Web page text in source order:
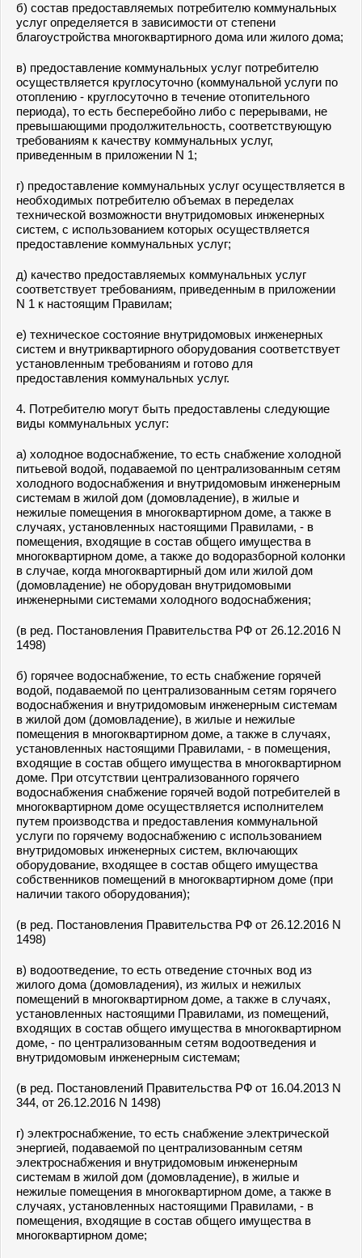
б) состав предоставляемых потребителю коммунальных
услуг определяется в зависимости от степени
благоустройства многоквартирного дома или жилого дома;
в) предоставление коммунальных услуг потребителю
осуществляется круглосуточно (коммунальной услуги по
отоплению - круглосуточно в течение отопительного
периода), то есть бесперебойно либо с перерывами, не
превышающими продолжительность, соответствующую
требованиям к качеству коммунальных услуг,
приведенным в приложении N 1;
г) предоставление коммунальных услуг осуществляется в
необходимых потребителю объемах в переделах
технической возможности внутридомовых инженерных
систем, с использованием которых осуществляется
предоставление коммунальных услуг;
д) качество предоставляемых коммунальных услуг
соответствует требованиям, приведенным в приложении
N 1 к настоящим Правилам;
е) техническое состояние внутридомовых инженерных
систем и внутриквартирного оборудования соответствует
установленным требованиям и готово для
предоставления коммунальных услуг.
4. Потребителю могут быть предоставлены следующие
виды коммунальных услуг:
а) холодное водоснабжение, то есть снабжение холодной
питьевой водой, подаваемой по централизованным сетям
холодного водоснабжения и внутридомовым инженерным
системам в жилой дом (домовладение), в жилые и
нежилые помещения в многоквартирном доме, а также в
случаях, установленных настоящими Правилами, - в
помещения, входящие в состав общего имущества в
многоквартирном доме, а также до водоразборной колонки
в случае, когда многоквартирный дом или жилой дом
(домовладение) не оборудован внутридомовыми
инженерными системами холодного водоснабжения;
(в ред. Постановления Правительства РФ от 26.12.2016 N
1498)
б) горячее водоснабжение, то есть снабжение горячей
водой, подаваемой по централизованным сетям горячего
водоснабжения и внутридомовым инженерным системам
в жилой дом (домовладение), в жилые и нежилые
помещения в многоквартирном доме, а также в случаях,
установленных настоящими Правилами, - в помещения,
входящие в состав общего имущества в многоквартирном
доме. При отсутствии централизованного горячего
водоснабжения снабжение горячей водой потребителей в
многоквартирном доме осуществляется исполнителем
путем производства и предоставления коммунальной
услуги по горячему водоснабжению с использованием
внутридомовых инженерных систем, включающих
оборудование, входящее в состав общего имущества
собственников помещений в многоквартирном доме (при
наличии такого оборудования);
(в ред. Постановления Правительства РФ от 26.12.2016 N
1498)
в) водоотведение, то есть отведение сточных вод из
жилого дома (домовладения), из жилых и нежилых
помещений в многоквартирном доме, а также в случаях,
установленных настоящими Правилами, из помещений,
входящих в состав общего имущества в многоквартирном
доме, - по централизованным сетям водоотведения и
внутридомовым инженерным системам;
(в ред. Постановлений Правительства РФ от 16.04.2013 N
344, от 26.12.2016 N 1498)
г) электроснабжение, то есть снабжение электрической
энергией, подаваемой по централизованным сетям
электроснабжения и внутридомовым инженерным
системам в жилой дом (домовладение), в жилые и
нежилые помещения в многоквартирном доме, а также в
случаях, установленных настоящими Правилами, - в
помещения, входящие в состав общего имущества в
многоквартирном доме;